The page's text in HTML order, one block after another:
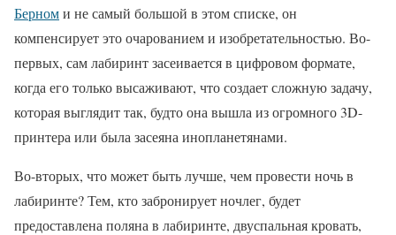
Берноми не самый большой в этом списке, он
компенсирует это очарованием и изобретательностью. Во-
первых, сам лабиринт засеивается в цифровом формате,
когда его только высаживают, что создает сложную задачу,
которая выглядит так, будто она вышла из огромного 3D-
принтера или была засеяна инопланетянами.
Во-вторых, что может быть лучше, чем провести ночь в
лабиринте? Тем, кто забронирует ночлег, будет
предоставлена поляна в лабиринте, двуспальная кровать,